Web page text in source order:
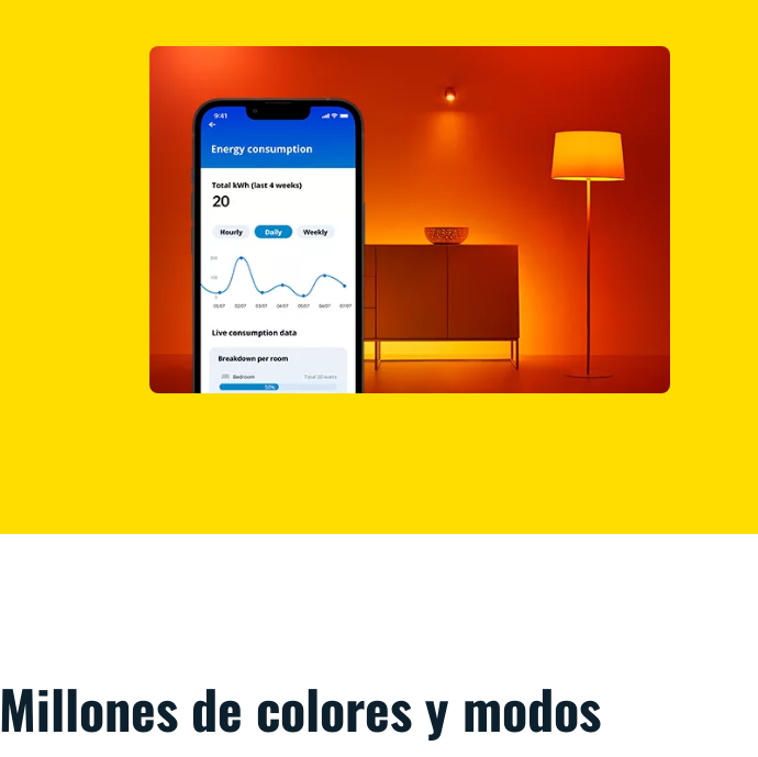
Millones de colores y modos